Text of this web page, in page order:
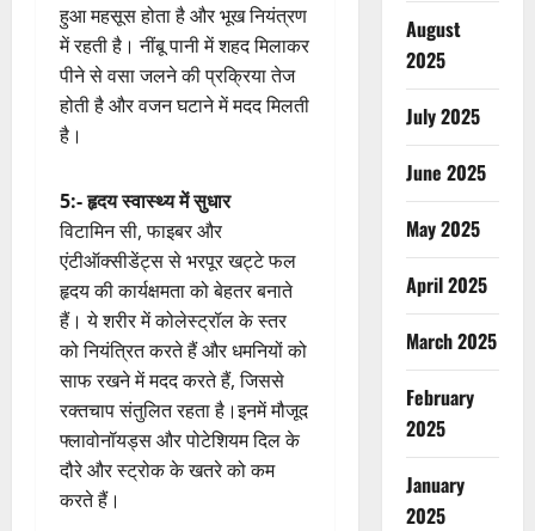
हुआ महसूस होता है और भूख नियंत्रण
में रहती है। नींबू पानी में शहद मिलाकर
पीने से वसा जलने की प्रक्रिया तेज
होती है और वजन घटाने में मदद मिलती
है।
5:- हृदय स्वास्थ्य में सुधार
विटामिन सी, फाइबर और
एंटीऑक्सीडेंट्स से भरपूर खट्टे फल
हृदय की कार्यक्षमता को बेहतर बनाते
हैं। ये शरीर में कोलेस्ट्रॉल के स्तर
को नियंत्रित करते हैं और धमनियों को
साफ रखने में मदद करते हैं, जिससे
रक्तचाप संतुलित रहता है।इनमें मौजूद
फ्लावोनॉयड्स और पोटेशियम दिल के
दौरे और स्ट्रोक के खतरे को कम
करते हैं।
August
2025
July 2025
June 2025
May 2025
April 2025
March 2025
February
2025
January
2025